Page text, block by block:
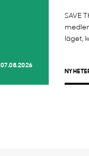
07.08.2026
SAVE
läget,